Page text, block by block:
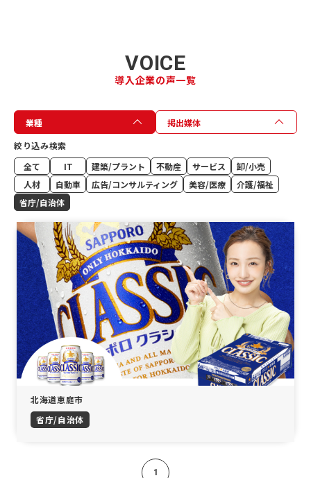
VOICE
導入企業の声一覧
業種
掲出媒体
絞り込み検索
全て
IT 建築/プラント 不動産 サービス
卸/小売
人材
自動車 広告/コンサルティング 美容/医療
介護/福祉
省庁/自治体
北海道恵庭市
省庁/自治体
1